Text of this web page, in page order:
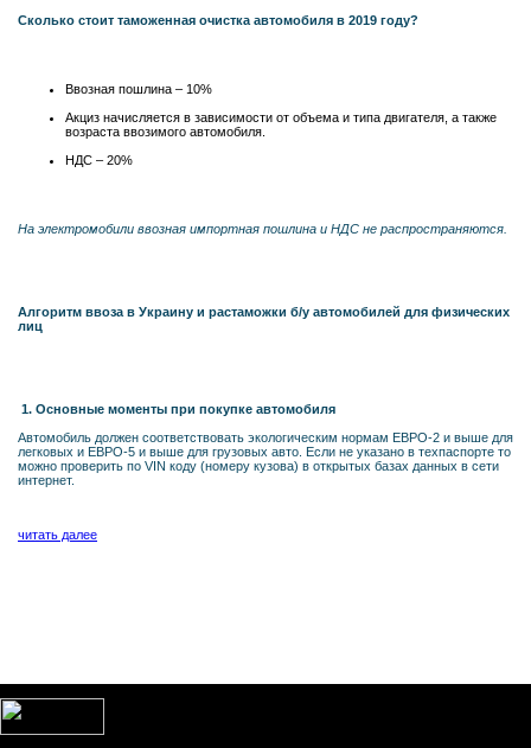
Сколько стоит таможенная очистка автомобиля в 2019 году?
Ввозная пошлина – 10%
Акциз начисляется в зависимости от объема и типа двигателя, а также
возраста ввозимого автомобиля.
НДС – 20%
На электромобили ввозная импортная пошлина и НДС не распространяются.
Алгоритм ввоза в Украину и растаможки б/у автомобилей для физических
лиц
1. Основные моменты при покупке автомобиля
Автомобиль должен соответствовать экологическим нормам ЕВРО-2 и выше для
легковых и ЕВРО-5 и выше для грузовых авто. Если не указано в техпаспорте то
можно проверить по VIN коду (номеру кузова) в открытых базах данных в сети
интернет.
читать далее